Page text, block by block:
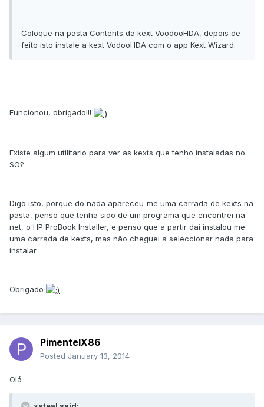
Coloque na pasta Contents da kext VoodooHDA, depois de
feito isto instale a kext VodooHDA com o app Kext Wizard.
Funcionou, obrigado!!!
Existe algum utilitario para ver as kexts que tenho instaladas no
SO?
Digo isto, porque do nada apareceu-me uma carrada de kexts na
pasta, penso que tenha sido de um programa que encontrei na
net, o HP ProBook Installer, e penso que a partir dai instalou me
uma carrada de kexts, mas não cheguei a seleccionar nada para
instalar
Obrigado
PimentelX86
Posted January 13, 2014
Olá